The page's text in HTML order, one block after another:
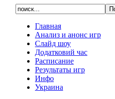
Главная
Анализ и анонс игр
Слайд шоу
Додатковий час
Расписание
Результаты игр
Инфо
Украина